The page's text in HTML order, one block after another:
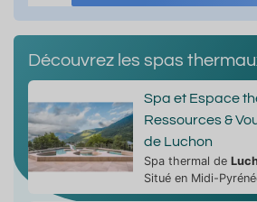
Découvrez les spas
Spa et Espace
Ressources &
de Luchon
Spa thermal de
Situé en Midi-